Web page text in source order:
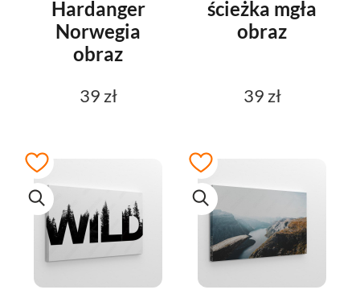
Hardanger
Norwegia
obraz
39 zł
ścieżka mgła
obraz
39 zł